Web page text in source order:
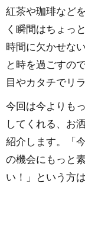
紅茶や珈琲など
く瞬間はちょっ
時間に欠かせな
と時を過ごすの
目やカタチでリ
今回は今よりも
してくれる、お
紹介します。「
の機会にもっと
い！」という方